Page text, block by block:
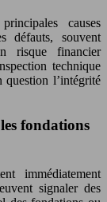
causes
défauts, souvent
risque financier
technique
question l’intégrité
fondations
immédiatement
signaler des